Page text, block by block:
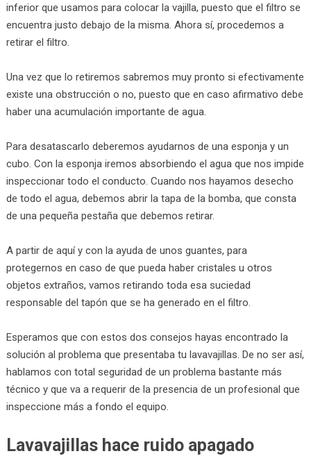
inferior que usamos para colocar la vajilla, puesto que el filtro se
encuentra justo debajo de la misma. Ahora sí, procedemos a
retirar el filtro.
Una vez que lo retiremos sabremos muy pronto si efectivamente
existe una obstrucción o no, puesto que en caso afirmativo debe
haber una acumulación importante de agua.
Para desatascarlo deberemos ayudarnos de una esponja y un
cubo. Con la esponja iremos absorbiendo el agua que nos impide
inspeccionar todo el conducto. Cuando nos hayamos desecho
de todo el agua, debemos abrir la tapa de la bomba, que consta
de una pequeña pestaña que debemos retirar.
A partir de aquí y con la ayuda de unos guantes, para
protegernos en caso de que pueda haber cristales u otros
objetos extraños, vamos retirando toda esa suciedad
responsable del tapón que se ha generado en el filtro.
Esperamos que con estos dos consejos hayas encontrado la
solución al problema que presentaba tu lavavajillas. De no ser así,
hablamos con total seguridad de un problema bastante más
técnico y que va a requerir de la presencia de un profesional que
inspeccione más a fondo el equipo.
Lavavajillas hace ruido apagado